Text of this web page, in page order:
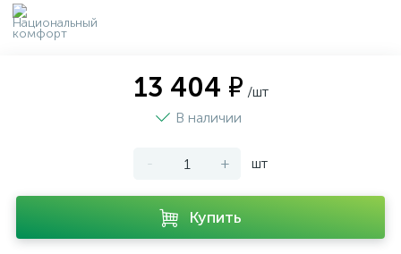
13 404 ₽ /шт
В наличии
- + шт
Купить